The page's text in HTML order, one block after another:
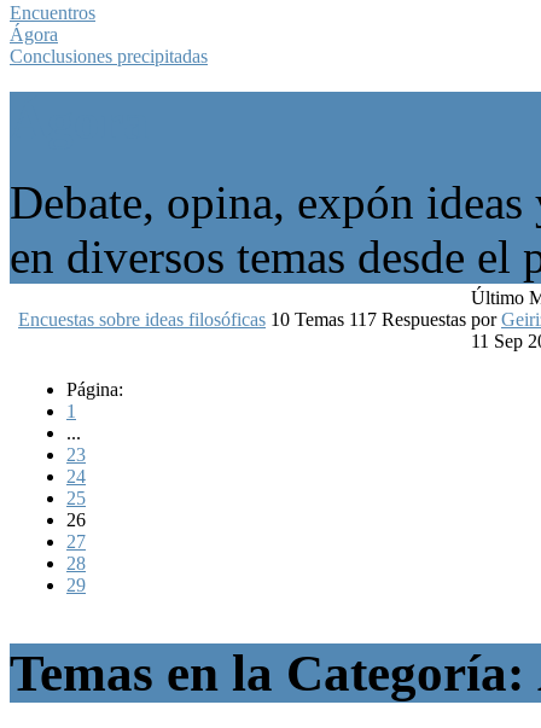
Encuentros
Ágora
Conclusiones precipitadas
Debate, opina, expón
en diversos temas desde
Encuestas sobre ideas filosóficas 10 Temas 117 Respuestas
Último
por
11 Sep
Página:
1
...
23
24
25
26
27
28
29
Temas en la